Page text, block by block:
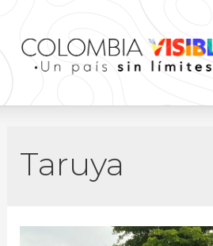
Taruya